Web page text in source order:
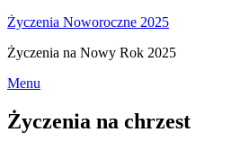
Życzenia Noworoczne 2025
Życzenia na Nowy Rok 2025
Skip
content
Menu
Życzenia na chrzest